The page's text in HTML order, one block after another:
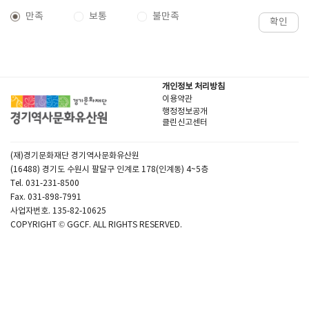
만족 보통 불만족 확인
개인정보 처리방침
이용약관
행정정보공개
클린신고센터
(재)경기문화재단 경기역사문화유산원
(16488) 경기도 수원시 팔달구 인계로 178(인계동) 4~5층
Tel. 031-231-8500
Fax. 031-898-7991
사업자번호. 135-82-10625
COPYRIGHT © GGCF. ALL RIGHTS RESERVED.